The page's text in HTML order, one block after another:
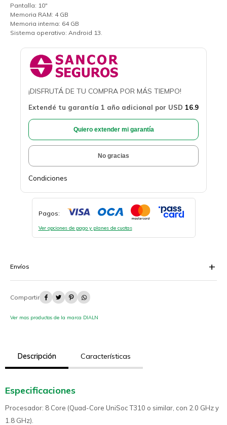
Pantalla: 10"
Memoria RAM: 4 GB
Memoria interna: 64 GB
Sistema operativo: Android 13.
¡DISFRUTÁ DE TU COMPRA POR MÁS TIEMPO!
Extendé tu garantía 1 año adicional por USD 16.9
Quiero extender mi garantía
No gracias
Condiciones
Pagos:
Ver opciones de pago y planes de cuotas
Envíos
   
Ver mas productos de la marca DIALN
Descripción Características
Especificaciones
Procesador: 8 Core (Quad-Core UniSoc T310 o similar, con 2.0 GHz y
1.8 GHz).